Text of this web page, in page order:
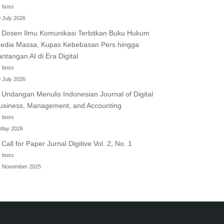
boss
July 2026
Dosen Ilmu Komunikasi Terbitkan Buku Hukum
Massa, Kupas Kebebasan Pers hingga
AI di Era Digital
boss
July 2026
Undangan Menulis Indonesian Journal of Digital
Management, and Accounting
boss
2026
Call for Paper Jurnal Digitive Vol. 2, No. 1
boss
November 2025